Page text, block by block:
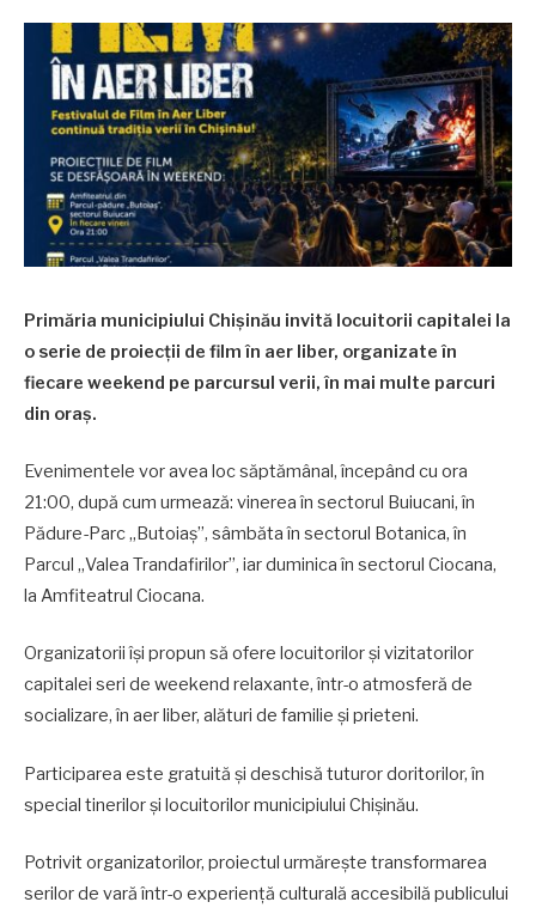
Primăria municipiului Chișinău invită locuitorii capitalei la
o serie de proiecții de film în aer liber, organizate în
fiecare weekend pe parcursul verii, în mai multe parcuri
din oraș.
Evenimentele vor avea loc săptămânal, începând cu ora
21:00, după cum urmează: vinerea în sectorul Buiucani, în
Pădure-Parc „Butoiaș”, sâmbăta în sectorul Botanica, în
Parcul „Valea Trandafirilor”, iar duminica în sectorul Ciocana,
la Amfiteatrul Ciocana.
Organizatorii își propun să ofere locuitorilor și vizitatorilor
capitalei seri de weekend relaxante, într-o atmosferă de
socializare, în aer liber, alături de familie și prieteni.
Participarea este gratuită și deschisă tuturor doritorilor, în
special tinerilor și locuitorilor municipiului Chișinău.
Potrivit organizatorilor, proiectul urmărește transformarea
serilor de vară într-o experiență culturală accesibilă publicului